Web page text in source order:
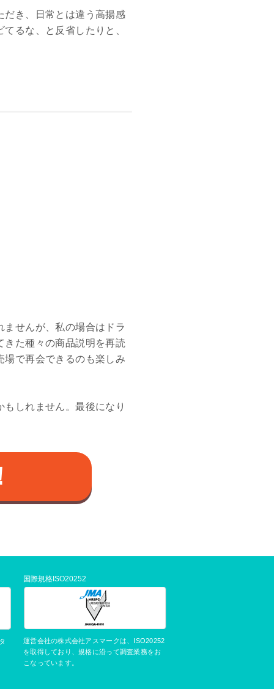
だき、日常とは違う高揚感
るな、と反省したりと、
せんが、私の場合はドラ
きた種々の商品説明を再読
場で再会できるのも楽しみ
しれません。最後になり
国際規格ISO20252
運営会社の株式会社アスマークは、ISO20252
を取得しており、規格に沿って調査業務をお
こなっています。